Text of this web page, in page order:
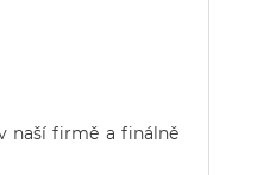
naší firmě a finálně